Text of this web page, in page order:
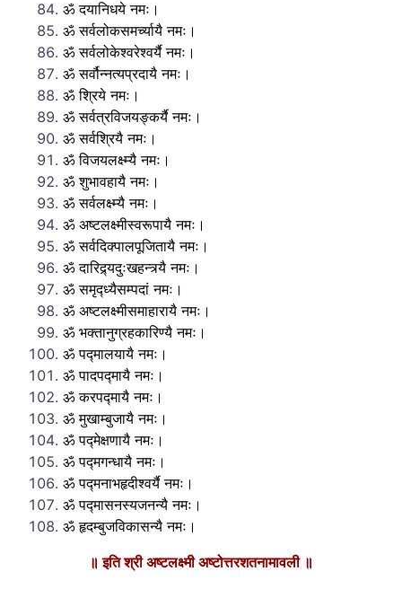
ॐ दयानिधये नमः।
ॐ सर्वलोकसमर्च्यायै नमः।
ॐ सर्वलोकेश्वरेश्वर्यै नमः।
ॐ सर्वौन्नत्यप्रदायै नमः।
ॐ श्रिये नमः।
ॐ सर्वत्रविजयङ्कर्यै नमः।
ॐ सर्वश्रियै नमः।
ॐ विजयलक्ष्म्यै नमः।
ॐ शुभावहायै नमः।
ॐ सर्वलक्ष्म्यै नमः।
ॐ अष्टलक्ष्मीस्वरूपायै नमः।
ॐ सर्वदिक्पालपूजितायै नमः।
ॐ दारिद्र्यदुःखहन्त्र्यै नमः।
ॐ समृद्ध्यैसम्पदां नमः।
ॐ अष्टलक्ष्मीसमाहारायै नमः।
ॐ भक्तानुग्रहकारिण्यै नमः।
ॐ पद्मालयायै नमः।
ॐ पादपद्मायै नमः।
ॐ करपद्मायै नमः।
ॐ मुखाम्बुजायै नमः।
ॐ पद्मेक्षणायै नमः।
ॐ पद्मगन्धायै नमः।
ॐ पद्मनाभहृदीश्वर्यै नमः।
ॐ पद्मासनस्यजनन्यै नमः।
ॐ हृदम्बुजविकासन्यै नमः।
॥ इति श्री अष्टलक्ष्मी अष्टोत्तरशतनामावली ॥